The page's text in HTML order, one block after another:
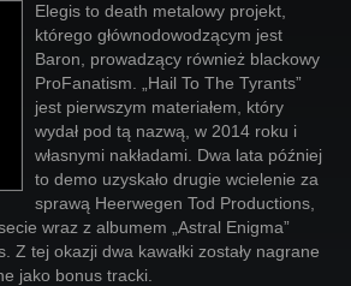
Elegis to death metalowy projekt,
którego głównodowodzącym jest
Baron, prowadzący również blackowy
ProFanatism. „Hail To The Tyrants”
jest pierwszym materiałem, który
wydał pod tą nazwą, w 2014 roku i
własnymi nakładami. Dwa lata później
to demo uzyskało drugie wcielenie za
sprawą Heerwegen Tod Productions,
wraz z albumem „Astral Enigma”
Z tej okazji dwa kawałki zostały nagrane
jako bonus tracki.